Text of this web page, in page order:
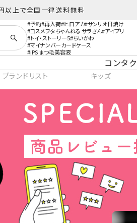
以上で全国一律送料無料
予約 再入荷 ヒロアカ サンリオ日焼け
コスメヲタちゃんねる サラさん アイプリ
トイ・ストーリー5 ちいかわ
マイナンバーカードケース
iPS まつ毛美容液
コンタ
ブランドリスト キッズ